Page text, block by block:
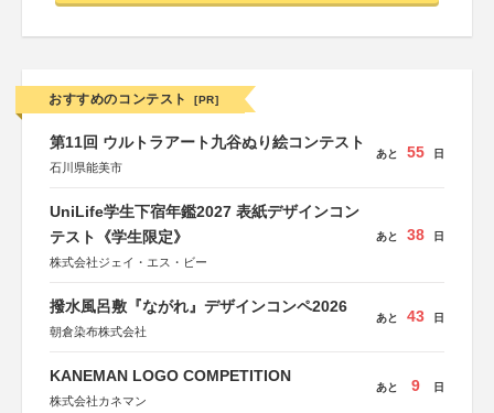
おすすめのコンテスト [PR]
第11回 ウルトラアート九谷ぬり絵コンテスト
石川県能美市
あと 55 日
UniLife学生下宿年鑑2027 表紙デザインコン
テスト《学生限定》
株式会社ジェイ・エス・ビー
あと 38 日
撥水風呂敷『ながれ』デザインコンペ2026
朝倉染布株式会社
あと 43 日
KANEMAN LOGO COMPETITION
株式会社カネマン
あと 9 日